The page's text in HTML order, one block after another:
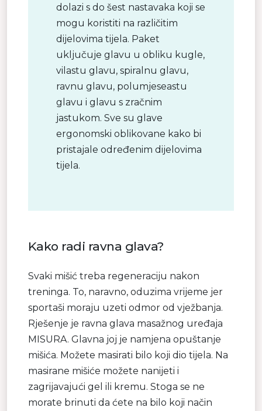
dolazi s do šest nastavaka koji se
mogu koristiti na različitim
dijelovima tijela. Paket
uključuje glavu u obliku kugle,
vilastu glavu, spiralnu glavu,
ravnu glavu, polumjeseastu
glavu i glavu s zračnim
jastukom. Sve su glave
ergonomski oblikovane kako bi
pristajale određenim dijelovima
tijela.
Kako radi ravna glava?
Svaki mišić treba regeneraciju nakon
treninga. To, naravno, oduzima vrijeme jer
sportaši moraju uzeti odmor od vježbanja.
Rješenje je ravna glava masažnog uređaja
MISURA. Glavna joj je namjena opuštanje
mišića. Možete masirati bilo koji dio tijela. Na
masirane mišiće možete nanijeti i
zagrijavajući gel ili kremu. Stoga se ne
morate brinuti da ćete na bilo koji način